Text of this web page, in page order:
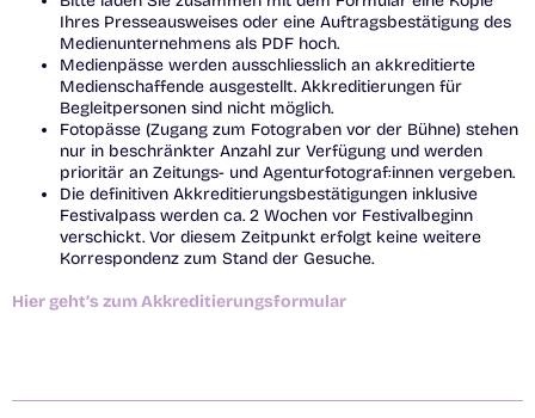
Ihres Presseausweises oder eine Auftragsbestätigung des
Medienunternehmens als PDF hoch.
Medienpässe werden ausschliesslich an akkreditierte
Medienschaffende ausgestellt. Akkreditierungen für
Begleitpersonen sind nicht möglich.
Fotopässe (Zugang zum Fotograben vor der Bühne) stehen
nur in beschränkter Anzahl zur Verfügung und werden
prioritär an Zeitungs- und Agenturfotograf:innen vergeben.
Die definitiven Akkreditierungsbestätigungen inklusive
Festivalpass werden ca. 2 Wochen vor Festivalbeginn
verschickt. Vor diesem Zeitpunkt erfolgt keine weitere
Korrespondenz zum Stand der Gesuche.
Hier geht’s zum Akkreditierungsformular